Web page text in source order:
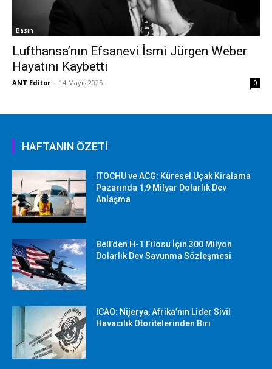
Basın
Lufthansa’nın Efsanevi İsmi Jürgen Weber
Hayatını Kaybetti
ANT Editor - 14 Mayıs 2025 0
HAFTANIN ÖZETİ
ITOCHU ve ACG: Küresel Uçak Kiralama
Pazarında 1,9 Milyar Dolarlık Dev
Anlaşma
Bell’den H-1 Filosu İçin 300 Milyon
Dolarlık Dev Savunma Sözleşmesi
ICAO: Nijerya, Afrika’nın Lider Sivil
Havacılık Otoritelerinden Biri